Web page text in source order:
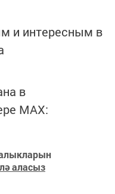
и интересным в
в
MАХ:
аласыз